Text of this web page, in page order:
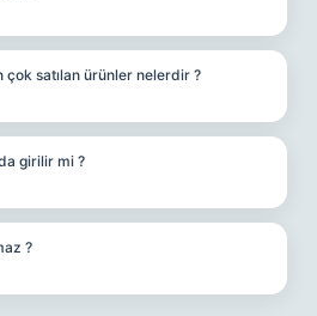
çok satılan ürünler nelerdir ?
girilir mi ?
?